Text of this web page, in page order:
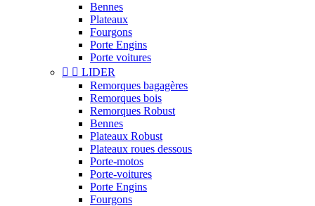
Bennes
Plateaux
Fourgons
Porte Engins
Porte voitures
  LIDER
Remorques bagagères
Remorques bois
Remorques Robust
Bennes
Plateaux Robust
Plateaux roues dessous
Porte-motos
Porte-voitures
Porte Engins
Fourgons